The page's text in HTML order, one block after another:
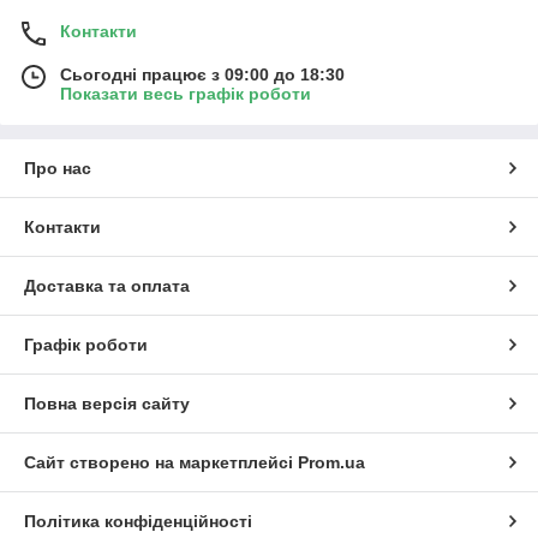
Контакти
Сьогодні працює з 09:00 до 18:30
Показати весь графік роботи
Про нас
Контакти
Доставка та оплата
Графік роботи
Повна версія сайту
Сайт створено на маркетплейсі Prom.ua
Політика конфіденційності